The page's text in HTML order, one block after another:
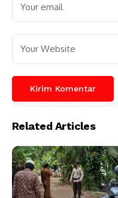
Related Articles